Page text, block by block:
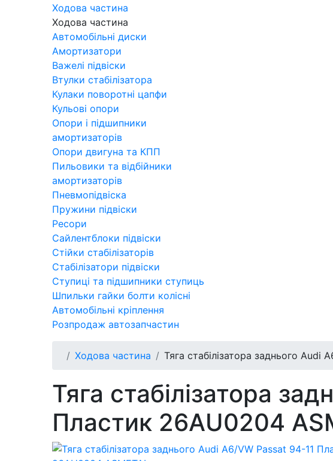
Ходова частина
Ходова частина
Автомобільні диски
Амортизатори
Важелі підвіски
Втулки стабілізатора
Кулаки поворотні цапфи
Кульові опори
Опори і підшипники
амортизаторів
Опори двигуна та КПП
Пильовики та відбійники
амортизаторів
Пневмопідвіска
Пружини підвіски
Ресори
Сайлентблоки підвіски
Стійки стабілізаторів
Стабілізатори підвіски
Ступиці та підшипники ступиць
Шпильки гайки болти колісні
Автомобільні кріплення
Розпродаж автозапчастин
Ходова частина Тяга стабілізатора заднього
Тяга стабілізатора
Пластик 26AU0204